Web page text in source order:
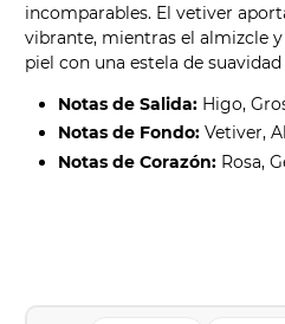
incomparables. El vetiver
vibrante, mientras el almizcle
piel con una estela de
Notas de Salida: Higo,
Notas de Fondo: Vetiver,
Notas de Corazón: Rosa,